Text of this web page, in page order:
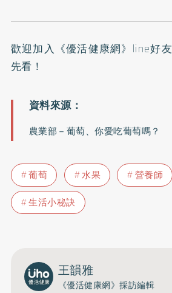
歡迎加入 《優活健康網》line好友
先看！
農業部－ 葡萄、你愛吃葡萄嗎？
葡萄 水果 營養師
生活小秘訣
王韻雅
《優活健康網》採訪編輯